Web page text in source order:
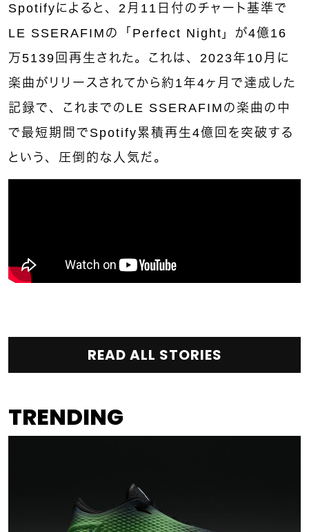
Spotifyによると、2月11日付のチャート基準で
LE SSERAFIMの「Perfect Night」が4億16
万5139回再生された。これは、2023年10月に
楽曲がリリースされてから約1年4ヶ月で達成した
記録で、これまでのLE SSERAFIMの楽曲の中
で最短期間でSpotify累積再生4億回を突破する
という、圧倒的な人気だ。
READ ALL STORIES
TRENDING